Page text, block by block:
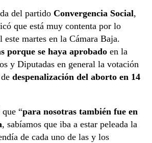
del partido Convergencia Social,
que está muy contenta por lo
este martes en la Cámara Baja.
porque se haya aprobado en la
y Diputadas en general la votación
despenalización del aborto en 14
que “para nosotras también fue en
, sabíamos que iba a estar peleada la
de cada uno de las y los